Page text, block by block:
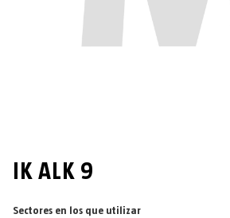
IK ALK 9
Sectores en los que utilizar